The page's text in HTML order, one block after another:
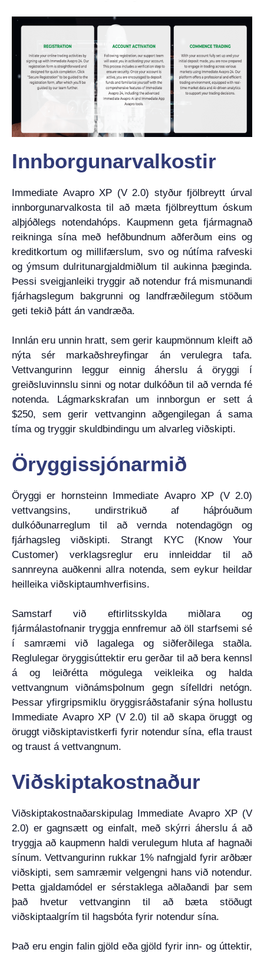
Innborgunarvalkostir
Immediate Avapro XP (V 2.0) styður fjölbreytt úrval
innborgunarvalkosta til að mæta fjölbreyttum óskum
alþjóðlegs notendahóps. Kaupmenn geta fjármagnað
reikninga sína með hefðbundnum aðferðum eins og
kreditkortum og millifærslum, svo og nútíma rafveski
og ýmsum dulritunargjaldmiðlum til aukinna þæginda.
Þessi sveigjanleiki tryggir að notendur frá mismunandi
fjárhagslegum bakgrunni og landfræðilegum stöðum
geti tekið þátt án vandræða.
Innlán eru unnin hratt, sem gerir kaupmönnum kleift að
nýta sér markaðshreyfingar án verulegra tafa.
Vettvangurinn leggur einnig áherslu á öryggi í
greiðsluvinnslu sinni og notar dulkóðun til að vernda fé
notenda. Lágmarkskrafan um innborgun er sett á
$250, sem gerir vettvanginn aðgengilegan á sama
tíma og tryggir skuldbindingu um alvarleg viðskipti.
Öryggissjónarmið
Öryggi er hornsteinn Immediate Avapro XP (V 2.0)
vettvangsins, undirstrikuð af háþróuðum
dulkóðunarreglum til að vernda notendagögn og
fjárhagsleg viðskipti. Strangt KYC (Know Your
Customer) verklagsreglur eru innleiddar til að
sannreyna auðkenni allra notenda, sem eykur heildar
heilleika viðskiptaumhverfisins.
Samstarf við eftirlitsskylda miðlara og
fjármálastofnanir tryggja ennfremur að öll starfsemi sé
í samræmi við lagalega og siðferðilega staðla.
Reglulegar öryggisúttektir eru gerðar til að bera kennsl
á og leiðrétta mögulega veikleika og halda
vettvangnum viðnámsþolnum gegn sífelldri netógn.
Þessar yfirgripsmiklu öryggisráðstafanir sýna hollustu
Immediate Avapro XP (V 2.0) til að skapa öruggt og
öruggt viðskiptavistkerfi fyrir notendur sína, efla traust
og traust á vettvangnum.
Viðskiptakostnaður
Viðskiptakostnaðarskipulag Immediate Avapro XP (V
2.0) er gagnsætt og einfalt, með skýrri áherslu á að
tryggja að kaupmenn haldi verulegum hluta af hagnaði
sínum. Vettvangurinn rukkar 1% nafngjald fyrir arðbær
viðskipti, sem samræmir velgengni hans við notendur.
Þetta gjaldamódel er sérstaklega aðlaðandi þar sem
það hvetur vettvanginn til að bæta stöðugt
viðskiptaalgrím til hagsbóta fyrir notendur sína.
Það eru engin falin gjöld eða gjöld fyrir inn- og úttektir,